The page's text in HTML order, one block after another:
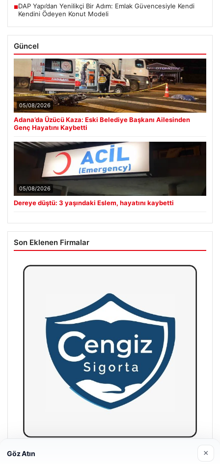
■DAP Yapı’dan Yenilikçi Bir Adım: Emlak Güvencesiyle Kendi
Kendini Ödeyen Konut Modeli
Güncel
05/08/2026
Adana’da Üzücü Kaza: Eski Belediye Başkanı Ailesinden
Genç Hayatını Kaybetti
05/08/2026
Dereye düştü: 3 yaşındaki Eslem, hayatını kaybetti
Son Eklenen Firmalar
Hastaş Beton
Göz Atın ×